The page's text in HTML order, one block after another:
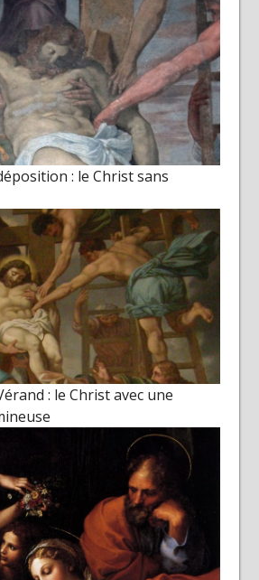
: le Christ sans
: le Christ avec une